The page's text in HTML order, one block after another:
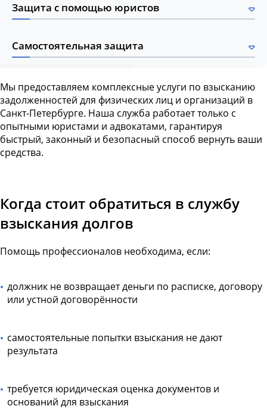
Защита с помощью юристов
Самостоятельная защита
Мы предоставляем комплексные услуги по взысканию
задолженностей для физических лиц и организаций в
Санкт-Петербурге. Наша служба работает только с
опытными юристами и адвокатами, гарантируя
быстрый, законный и безопасный способ вернуть ваши
средства.
Когда стоит обратиться в службу
взыскания долгов
Помощь профессионалов необходима, если:
должник не возвращает деньги по расписке, договору
или устной договорённости
самостоятельные попытки взыскания не дают
результата
требуется юридическая оценка документов и
оснований для взыскания